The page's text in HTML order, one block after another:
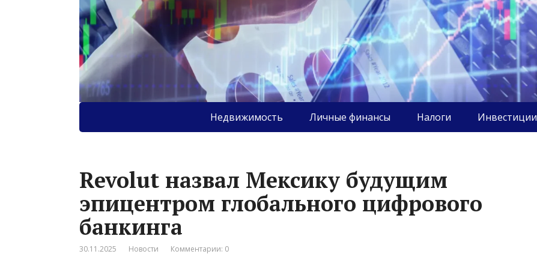
Недвижимость Личные финансы Налоги Инвестиции
Revolut назвал Мексику будущим
эпицентром глобального цифрового
банкинга
30.11.2025 Новости Комментарии: 0